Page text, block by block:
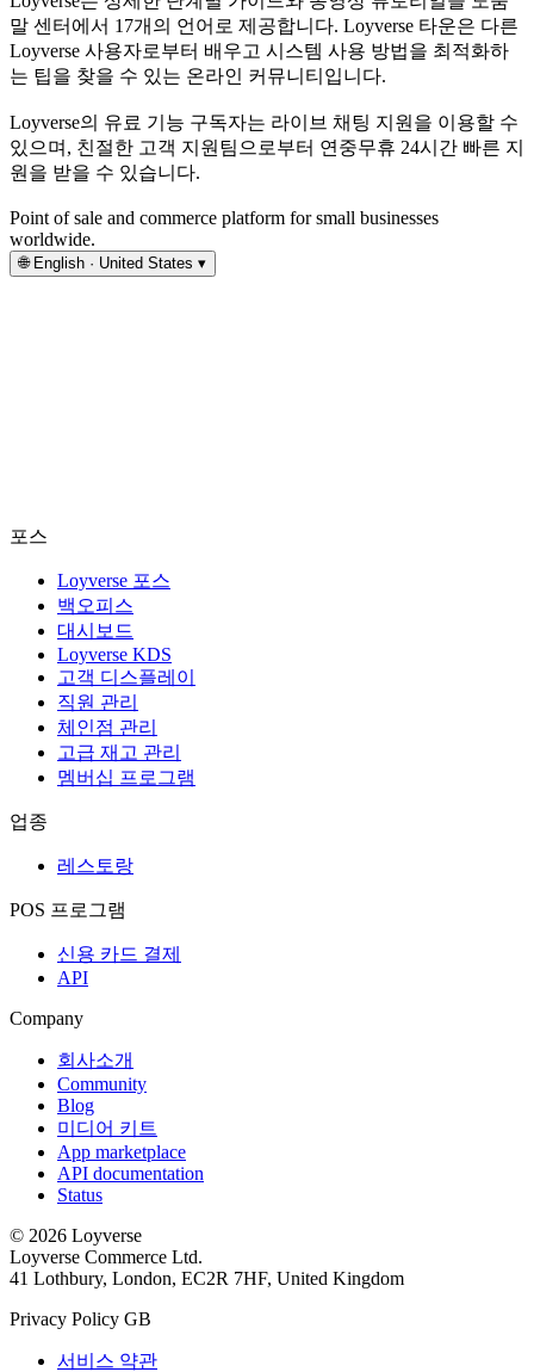
말 센터에서 17개의 언어로 제공합니다. Loyverse 타운은 다른
Loyverse 사용자로부터 배우고 시스템 사용 방법을 최적화하
는 팁을 찾을 수 있는 온라인 커뮤니티입니다.
Loyverse의 유료 기능 구독자는 라이브 채팅 지원을 이용할 수
있으며, 친절한 고객 지원팀으로부터 연중무휴 24시간 빠른 지
원을 받을 수 있습니다.
Point of sale and commerce platform for small businesses
worldwide.
🌐 English · United States ▾
포스
Loyverse 포스
백오피스
대시보드
Loyverse KDS
고객 디스플레이
직원 관리
체인점 관리
고급 재고 관리
멤버십 프로그램
업종
레스토랑
POS 프로그램
신용 카드 결제
API
Company
회사소개
Community
Blog
미디어 키트
App marketplace
API documentation
Status
© 2026 Loyverse
Loyverse Commerce Ltd.
41 Lothbury, London, EC2R 7HF, United Kingdom
Privacy Policy GB
서비스 약관